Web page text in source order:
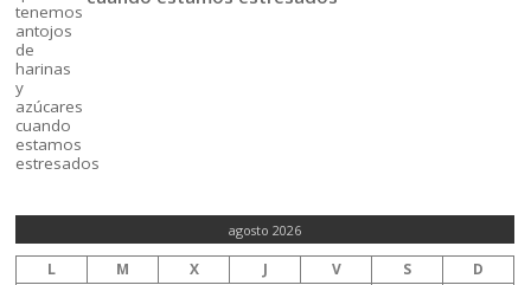
agosto 2026
L M X J V S
D